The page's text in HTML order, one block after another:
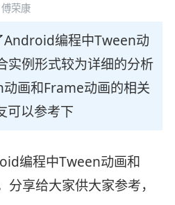
荣康
Android编程中Tween动
实例形式较为详细的分析
画和Frame动画的相关
可以参考下
编程中Tween动画和
享给大家供大家参考，